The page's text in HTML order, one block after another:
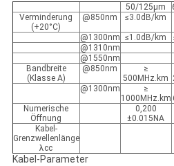
50/125µm
Verminderung
(+20°C)
@850nm ≤3.0dB/km
@1300nm ≤1.0dB/km
@1310nm
@1550nm
Bandbreite
(Klasse A)
@850nm
≥
500MHz.km
@1300nm
≥
1000MHz.km
Numerische
Öffnung
0,200
±0.015NA
Kabel-
Grenzwellenlänge
λcc
Kabel-Parameter